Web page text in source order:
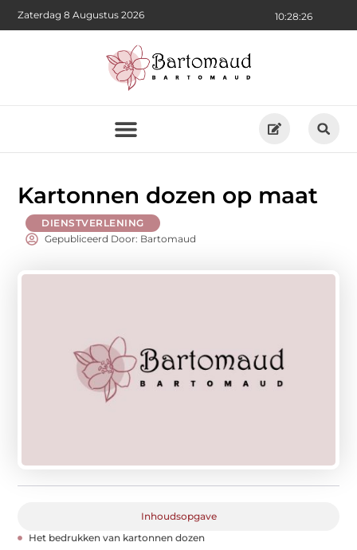
10:28:27
Zaterdag 8 Augustus 2026
Kartonnen dozen op maat
DIENSTVERLENING
Gepubliceerd Door: Bartomaud
Inhoudsopgave
Het bedrukken van kartonnen dozen